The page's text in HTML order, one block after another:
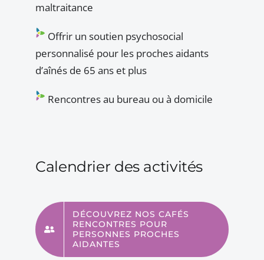
maltraitance
Offrir un soutien psychosocial
personnalisé pour les proches aidants
d’aînés de 65 ans et plus
Rencontres au bureau ou à domicile
Calendrier des activités
DÉCOUVREZ NOS CAFÉS
RENCONTRES POUR
PERSONNES PROCHES
AIDANTES